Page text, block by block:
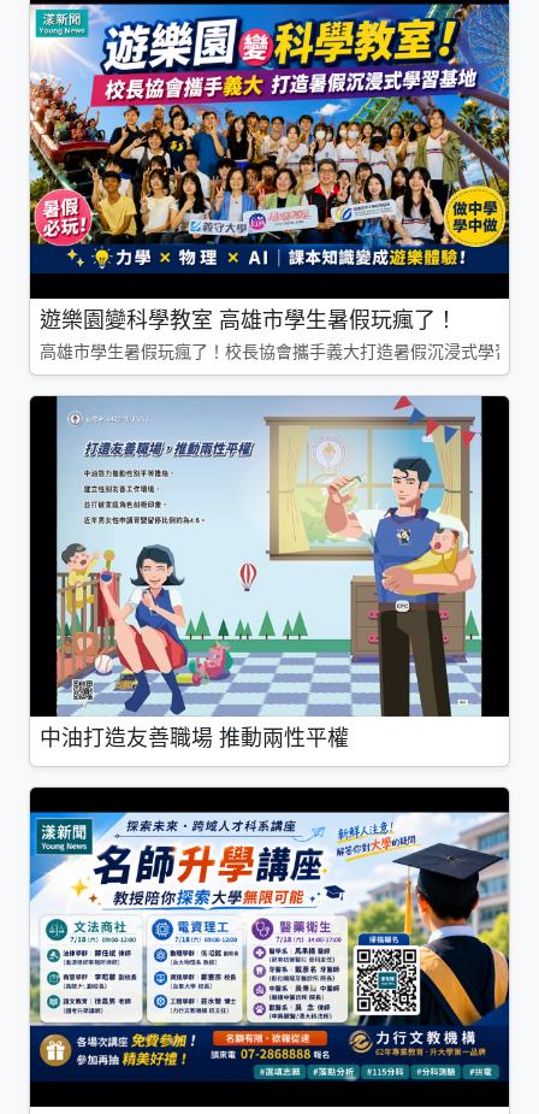
遊樂園變科學教室 高雄市學生暑假玩瘋了！
高雄市學生暑假玩瘋了！校長協會攜手義大打造暑假沉浸式學習基
中油打造友善職場 推動兩性平權